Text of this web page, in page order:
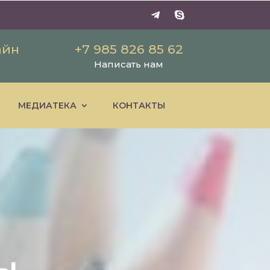
+7 985 826 85 62
Написать нам
МЕДИАТЕКА КОНТАКТЫ